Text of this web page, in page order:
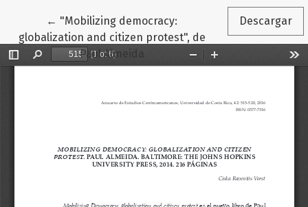
← Volver a los detalles del artículo
"Mobilizing democracy:
globalization and citizen protest", de
Paul Almeida
Descargar